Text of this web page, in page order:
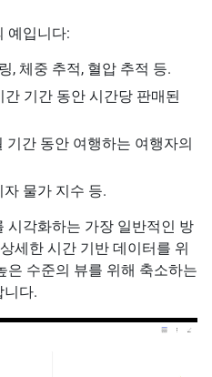
예입니다:
, 체중 추적, 혈압 추적 등.
기간 동안 시간당 판매된
기간 동안 여행하는 여행자의
물가 지수 등.
시각화하는 가장 일반적인 방
세한 시간 기반 데이터를 위
은 수준의 뷰를 위해 축소하는
니다.